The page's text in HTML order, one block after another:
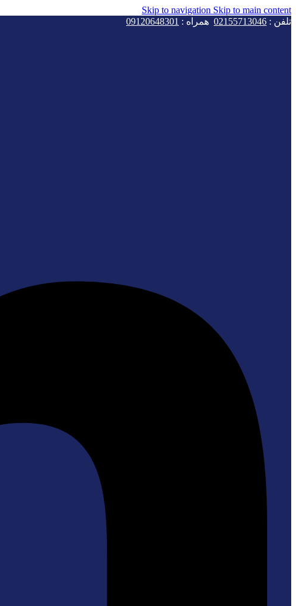
Skip to navigation Skip to main content
تلفن : 02155713046 همراه : 09120648301